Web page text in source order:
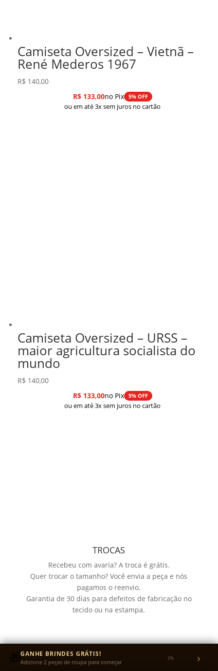
Camiseta Oversized – Vietnã –
René Mederos 1967
R$ 140,00
R$133,00no Pix 5% OFF
ou em até 3x sem juros no cartão
Camiseta Oversized – URSS –
maior agricultura socialista do
mundo
R$ 140,00
R$133,00no Pix 5% OFF
ou em até 3x sem juros no cartão
TROCAS
Recebeu com avaria? A troca é grátis.
Quer trocar o tamanho? Você envia a peça e nós
pagamos o reenvio.
Garantia de 30 dias para defeitos de fabricação no
tecido ou na estampa.
🎁GANHE BRINDES GRÁTIS!
Adicione 2 peças de roupa para começar 0% ›